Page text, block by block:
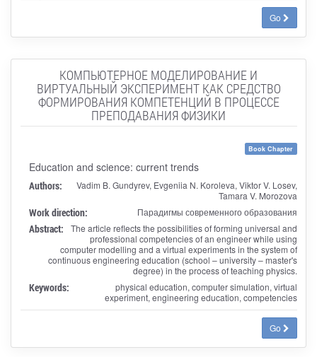
Go
КОМПЬЮТЕРНОЕ МОДЕЛИРОВАНИЕ И
ВИРТУАЛЬНЫЙ ЭКСПЕРИМЕНТ КАК СРЕДСТВО
ФОРМИРОВАНИЯ КОМПЕТЕНЦИЙ В ПРОЦЕССЕ
ПРЕПОДАВАНИЯ ФИЗИКИ
Book Chapter
Education and science: current trends
Authors:
Vadim B. Gundyrev, Evgeniia N. Koroleva, Viktor V. Losev,
Tamara V. Morozova
Work direction: Парадигмы современного образования
Abstract:
The article reflects the possibilities of forming universal and
professional competencies of an engineer while using
computer modelling and a virtual experiments in the system of
continuous engineering education (school – university – master's
degree) in the process of teaching physics.
Keywords:
physical education, computer simulation, virtual
experiment, engineering education, competencies
Go